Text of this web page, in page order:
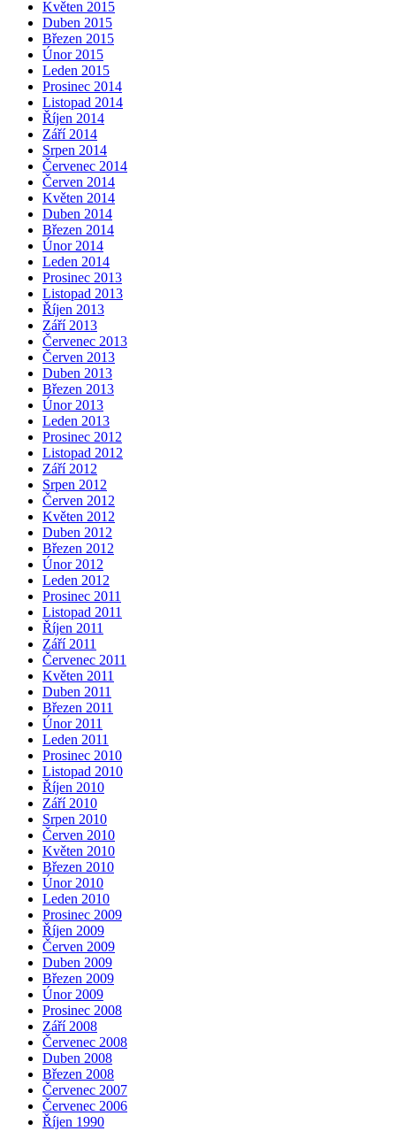
Květen 2015
Duben 2015
Březen 2015
Únor 2015
Leden 2015
Prosinec 2014
Listopad 2014
Říjen 2014
Září 2014
Srpen 2014
Červenec 2014
Červen 2014
Květen 2014
Duben 2014
Březen 2014
Únor 2014
Leden 2014
Prosinec 2013
Listopad 2013
Říjen 2013
Září 2013
Červenec 2013
Červen 2013
Duben 2013
Březen 2013
Únor 2013
Leden 2013
Prosinec 2012
Listopad 2012
Září 2012
Srpen 2012
Červen 2012
Květen 2012
Duben 2012
Březen 2012
Únor 2012
Leden 2012
Prosinec 2011
Listopad 2011
Říjen 2011
Září 2011
Červenec 2011
Květen 2011
Duben 2011
Březen 2011
Únor 2011
Leden 2011
Prosinec 2010
Listopad 2010
Říjen 2010
Září 2010
Srpen 2010
Červen 2010
Květen 2010
Březen 2010
Únor 2010
Leden 2010
Prosinec 2009
Říjen 2009
Červen 2009
Duben 2009
Březen 2009
Únor 2009
Prosinec 2008
Září 2008
Červenec 2008
Duben 2008
Březen 2008
Červenec 2007
Červenec 2006
Říjen 1990